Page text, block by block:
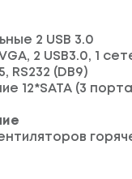
2 USB 3.0
2 USB3.0, 1
RS232 (DB9)
12*SATA (3 порта